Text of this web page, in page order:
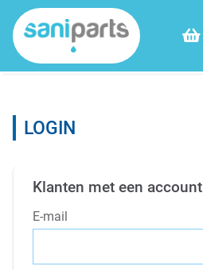
LOGIN
Klanten met een account
E-mail